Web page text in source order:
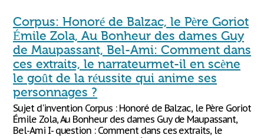
Corpus: Honoré de Balzac, le Père Goriot
Émile Zola, Au Bonheur des dames Guy
de Maupassant, Bel-Ami: Comment dans
ces extraits, le narrateurmet-il en scène
le goût de la réussite qui anime ses
personnages ?
Sujet d'invention Corpus : Honoré de Balzac, le Père Goriot
Émile Zola, Au Bonheur des dames Guy de Maupassant,
Bel-Ami I- question : Comment dans ces extraits, le